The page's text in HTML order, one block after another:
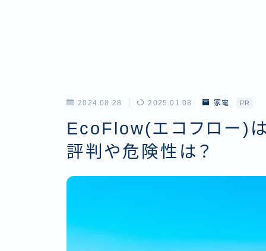
2024.08.28 2025.01.08 家電 PR
EcoFlow(エコフロー)
評判や危険性は？